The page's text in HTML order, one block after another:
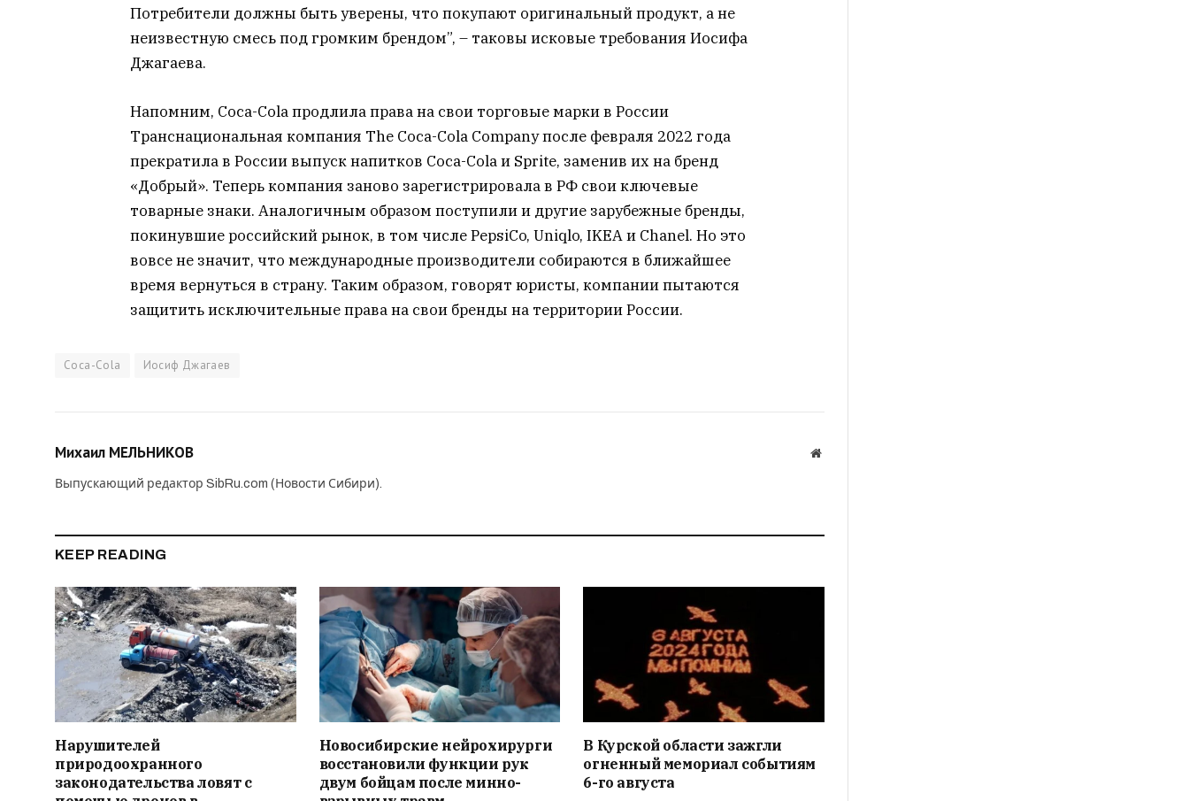
Потребители должны быть уверены, что покупают оригинальный продукт, а не
неизвестную смесь под громким брендом”, – таковы исковые требования Иосифа
Джагаева.
Напомним, Coca-Cola продлила права на свои торговые марки в России
Транснациональная компания The Coca-Cola Company после февраля 2022 года
прекратила в России выпуск напитков Coca-Cola и Sprite, заменив их на бренд
«Добрый». Теперь компания заново зарегистрировала в РФ свои ключевые
товарные знаки. Аналогичным образом поступили и другие зарубежные бренды,
покинувшие российский рынок, в том числе PepsiCo, Uniqlo, IKEA и Chanel. Но это
вовсе не значит, что международные производители собираются в ближайшее
время вернуться в страну. Таким образом, говорят юристы, компании пытаются
защитить исключительные права на свои бренды на территории России.
Coca-Cola Иосиф Джагаев
Михаил МЕЛЬНИКОВ Website
Выпускающий редактор SibRu.com (Новости Сибири).
KEEP READING
Нарушителей
природоохранного
законодательства ловят с
Новосибирские нейрохирурги
восстановили функции рук
двум бойцам после минно-
В Курской области зажгли
огненный мемориал событиям
6-го августа